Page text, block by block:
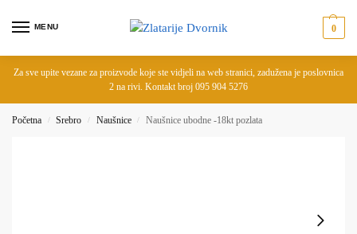
MENU 0
Za sve upite vezane za proizvode koje ste vidjeli na web stranici, zadužena je poslovnica
2 na rivi. Kontakt broj 095 904 5276
Početna / Srebro / Naušnice / Naušnice ubodne -18kt pozlata